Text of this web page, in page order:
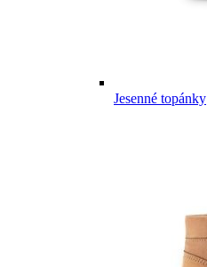
Jesenné topánky